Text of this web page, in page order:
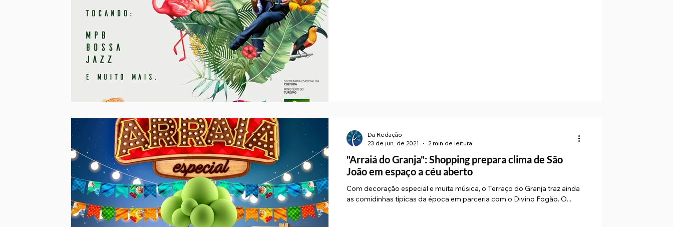
"Arraiá do Granja": Shopping prepara clima de São
João em espaço a céu aberto
Com decoração especial e muita música, o Terraço do Granja traz ainda
as comidinhas típicas da época em parceria com o Divino Fogão. O...
Da Redação
23 de jun. de 2021
2 min de leitura